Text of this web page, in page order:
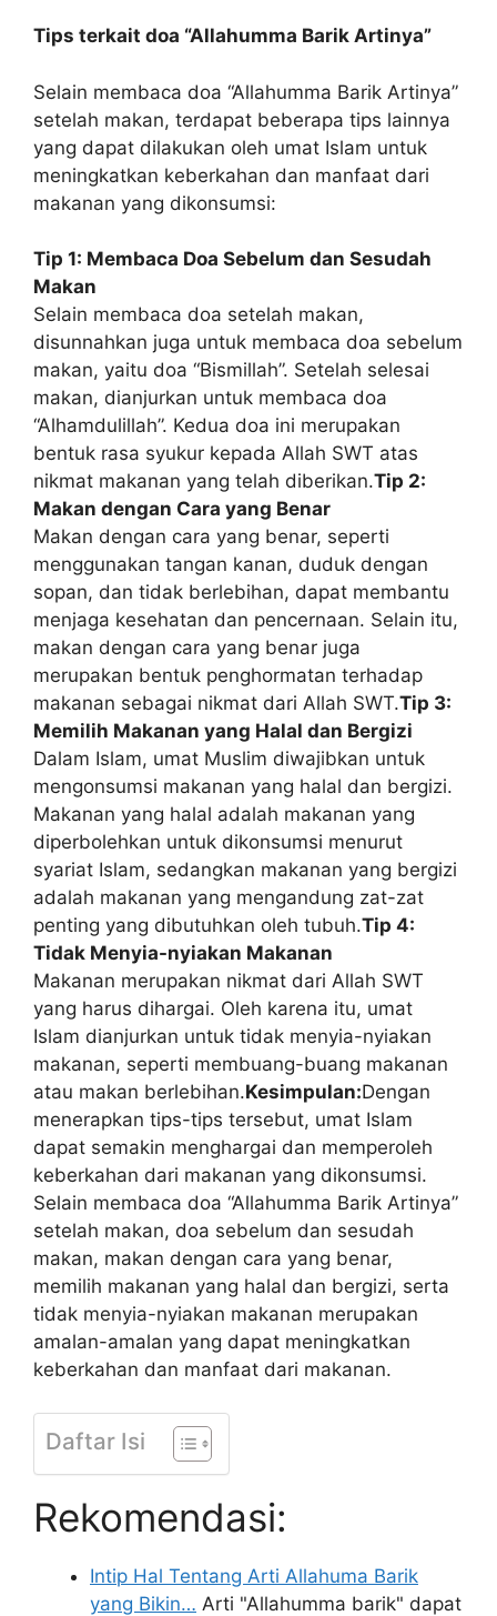
Tips terkait doa “Allahumma Barik Artinya”
Selain membaca doa “Allahumma Barik Artinya”
setelah makan, terdapat beberapa tips lainnya
yang dapat dilakukan oleh umat Islam untuk
meningkatkan keberkahan dan manfaat dari
makanan yang dikonsumsi:
Tip 1: Membaca Doa Sebelum dan Sesudah
Makan
Selain membaca doa setelah makan,
disunnahkan juga untuk membaca doa sebelum
makan, yaitu doa “Bismillah”. Setelah selesai
makan, dianjurkan untuk membaca doa
“Alhamdulillah”. Kedua doa ini merupakan
bentuk rasa syukur kepada Allah SWT atas
nikmat makanan yang telah diberikan.Tip 2:
Makan dengan Cara yang Benar
Makan dengan cara yang benar, seperti
menggunakan tangan kanan, duduk dengan
sopan, dan tidak berlebihan, dapat membantu
menjaga kesehatan dan pencernaan. Selain itu,
makan dengan cara yang benar juga
merupakan bentuk penghormatan terhadap
makanan sebagai nikmat dari Allah SWT.Tip 3:
Memilih Makanan yang Halal dan Bergizi
Dalam Islam, umat Muslim diwajibkan untuk
mengonsumsi makanan yang halal dan bergizi.
Makanan yang halal adalah makanan yang
diperbolehkan untuk dikonsumsi menurut
syariat Islam, sedangkan makanan yang bergizi
adalah makanan yang mengandung zat-zat
penting yang dibutuhkan oleh tubuh.Tip 4:
Tidak Menyia-nyiakan Makanan
Makanan merupakan nikmat dari Allah SWT
yang harus dihargai. Oleh karena itu, umat
Islam dianjurkan untuk tidak menyia-nyiakan
makanan, seperti membuang-buang makanan
atau makan berlebihan.Kesimpulan:Dengan
menerapkan tips-tips tersebut, umat Islam
dapat semakin menghargai dan memperoleh
keberkahan dari makanan yang dikonsumsi.
Selain membaca doa “Allahumma Barik Artinya”
setelah makan, doa sebelum dan sesudah
makan, makan dengan cara yang benar,
memilih makanan yang halal dan bergizi, serta
tidak menyia-nyiakan makanan merupakan
amalan-amalan yang dapat meningkatkan
keberkahan dan manfaat dari makanan.
Daftar Isi
Rekomendasi:
Intip Hal Tentang Arti Allahuma Barik
yang Bikin… Arti "Allahumma barik" dapat